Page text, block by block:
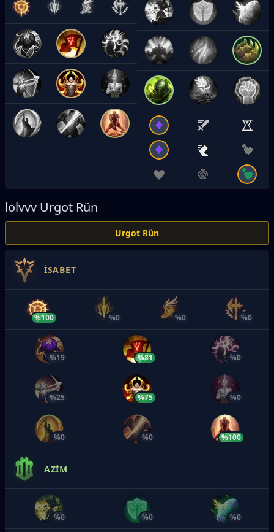
lolvvv Urgot Rün
Urgot Rün
İSABET
%100 %0 %0 %0
%19 %81 %0
%25 %75 %0
%0 %0 %100
AZIM
%0 %0 %0